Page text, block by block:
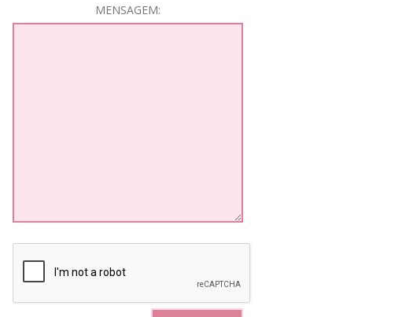
MENSAGEM: